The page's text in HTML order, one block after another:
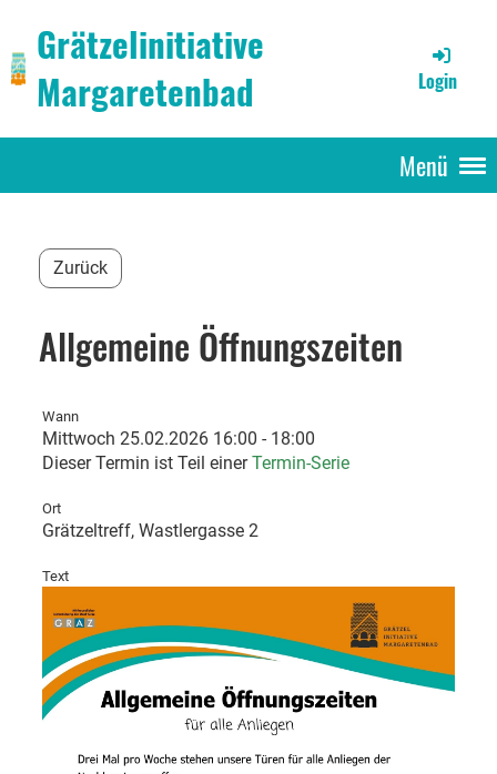
Grätzelinitiative
Margaretenbad
Login
Menü
Zurück
Allgemeine Öffnungszeiten
Wann
Mittwoch 25.02.2026 16:00 - 18:00
Dieser Termin ist Teil einerTermin-Serie
Ort
Grätzeltreff, Wastlergasse 2
Text